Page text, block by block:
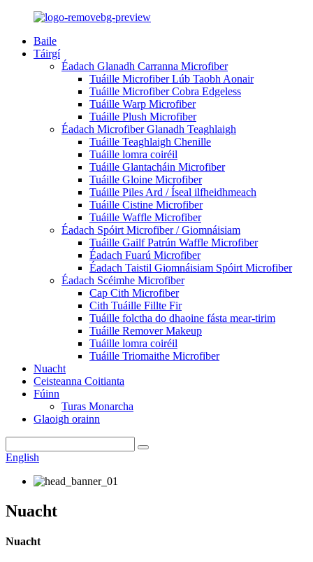
Baile
Táirgí
Éadach Glanadh Carranna Microfiber
Tuáille Microfiber Lúb Taobh Aonair
Tuáille Microfiber Cobra Edgeless
Tuáille Warp Microfiber
Tuáille Plush Microfiber
Éadach Microfiber Glanadh Teaghlaigh
Tuáille Teaghlaigh Chenille
Tuáille lomra coiréil
Tuáille Glantacháin Microfiber
Tuáille Gloine Microfiber
Tuáille Piles Ard / Íseal ilfheidhmeach
Tuáille Cistine Microfiber
Tuáille Waffle Microfiber
Éadach Spóirt Microfiber / Giomnáisiam
Tuáille Gailf Patrún Waffle Microfiber
Éadach Fuarú Microfiber
Éadach Taistil Giomnáisiam Spóirt Microfiber
Éadach Scéimhe Microfiber
Cap Cith Microfiber
Cith Tuáille Fillte Fir
Tuáille folctha do dhaoine fásta mear-tirim
Tuáille Remover Makeup
Tuáille lomra coiréil
Tuáille Triomaithe Microfiber
Nuacht
Ceisteanna Coitianta
Fúinn
Turas Monarcha
Glaoigh orainn
English
Nuacht
Nuacht